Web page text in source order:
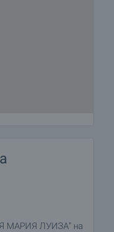
МАРИЯ ЛУИЗА" на